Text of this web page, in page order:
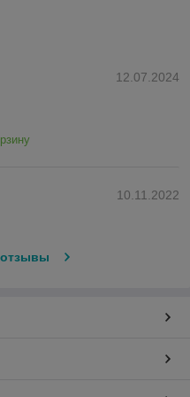
уверены – скорее
чем сотрется
осуществляться не
W, Cl.
прекрасно ложится
12.07.2024
10.11.2022
отзывы